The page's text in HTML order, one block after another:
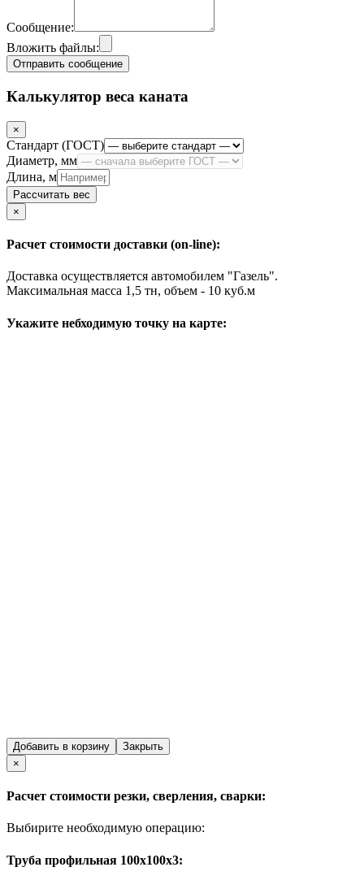
Сообщение:
Вложить файлы:
Отправить сообщение
Калькулятор веса каната
×
Стандарт (ГОСТ)
Диаметр, мм
Длина, м
Рассчитать вес
×
Расчет стоимости доставки (on-line):
Доставка осуществляется автомобилем "Газель".
Максимальная масса 1,5 тн, объем - 10 куб.м
Укажите небходимую точку на карте:
Добавить в корзину
Закрыть
×
Расчет стоимости резки, сверления, сварки:
Выбирите необходимую операцию:
Труба профильная 100х100х3: